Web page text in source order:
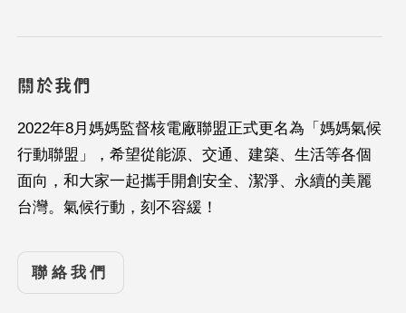
關於我們
2022年8月媽媽監督核電廠聯盟正式更名為「媽媽氣候
行動聯盟」，希望從能源、交通、建築、生活等各個
面向，和大家一起攜手開創安全、潔淨、永續的美麗
台灣。氣候行動，刻不容緩！
聯絡我們